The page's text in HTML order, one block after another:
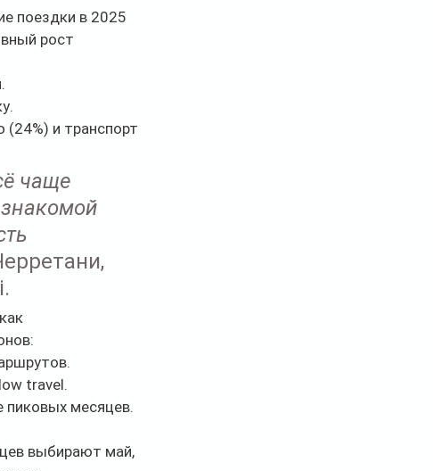
поездки в 2025
рост
.
(24%) и транспорт
чаще
travel.
пиковых месяцев.
выбирают май,